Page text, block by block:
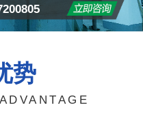
势